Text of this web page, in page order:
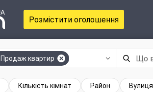
Розмістити оголошення
Продаж квартир
Кількість кімнат Район Вулиця